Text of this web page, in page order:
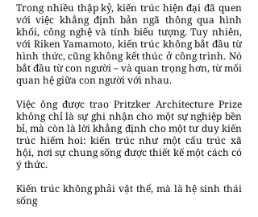
Trong nhiều thập kỷ, kiến trúc hiện đại đã quen
với việc khẳng định bản ngã thông qua hình
khối, công nghệ và tính biểu tượng. Tuy nhiên,
với Riken Yamamoto, kiến trúc không bắt đầu từ
hình thức, cũng không kết thúc ở công trình. Nó
bắt đầu từ con người – và quan trọng hơn, từ mối
quan hệ giữa con người với nhau.
Việc ông được trao Pritzker Architecture Prize
không chỉ là sự ghi nhận cho một sự nghiệp bền
bỉ, mà còn là lời khẳng định cho một tư duy kiến
trúc hiếm hoi: kiến trúc như một cấu trúc xã
hội, nơi sự chung sống được thiết kế một cách có
ý thức.
Kiến trúc không phải vật thể, mà là hệ sinh thái
sống